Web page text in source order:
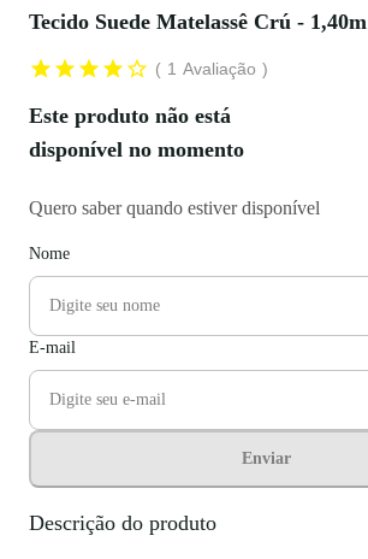
Tecido Suede Matelassê Crú -
1 Avaliação
Este produto não está
disponível no momento
Quero saber quando estiver disponível
Nome
E-mail
Enviar
Descrição do produto